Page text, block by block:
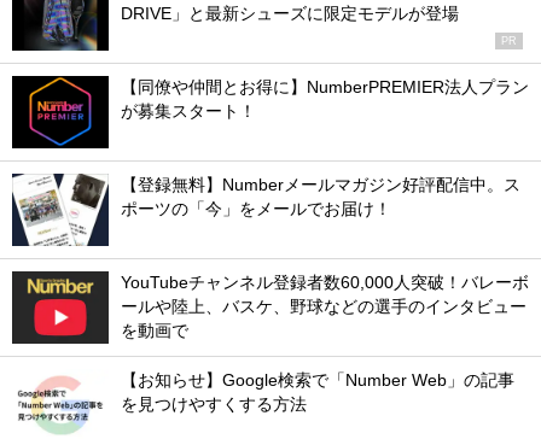
DRIVE」と最新シューズに限定モデルが登場
PR
【同僚や仲間とお得に】NumberPREMIER法人プラン
が募集スタート！
【登録無料】Numberメールマガジン好評配信中。ス
ポーツの「今」をメールでお届け！
YouTubeチャンネル登録者数60,000人突破！バレーボ
ールや陸上、バスケ、野球などの選手のインタビュー
を動画で
【お知らせ】Google検索で「Number Web」の記事
を見つけやすくする方法